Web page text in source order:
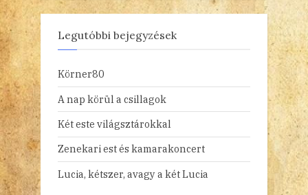
Legutóbbi bejegyzések
Körner80
A nap körül a csillagok
Két este világsztárokkal
Zenekari est és kamarakoncert
Lucia, kétszer, avagy a két Lucia